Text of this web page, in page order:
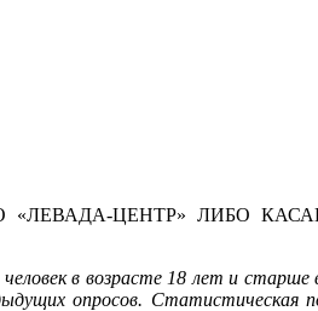
ЦЕНТР» ЛИБО
в возрасте 18 лет и
опросов. Статистическая